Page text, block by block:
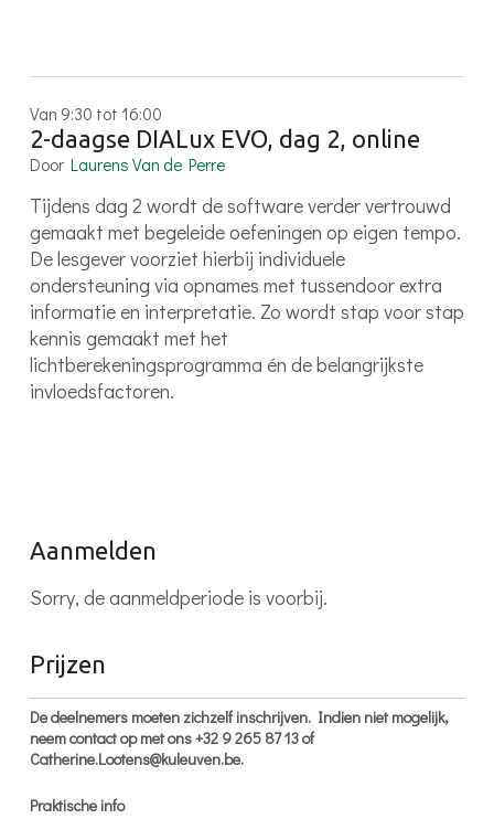
Van 9:30 tot 16:00
2-daagse DIALux EVO, dag 2, online
Door Laurens Van de Perre
Tijdens dag 2 wordt de software verder vertrouwd
gemaakt met begeleide oefeningen op eigen tempo.
De lesgever voorziet hierbij individuele
ondersteuning via opnames met tussendoor extra
informatie en interpretatie. Zo wordt stap voor stap
kennis gemaakt met het
lichtberekeningsprogramma én de belangrijkste
invloedsfactoren.
Aanmelden
Sorry, de aanmeldperiode is voorbij.
Prijzen
De deelnemers moeten zichzelf inschrijven. Indien niet mogelijk,
neem contact op met ons +32 9 265 87 13 of
Catherine.Lootens@kuleuven.be.
Praktische info